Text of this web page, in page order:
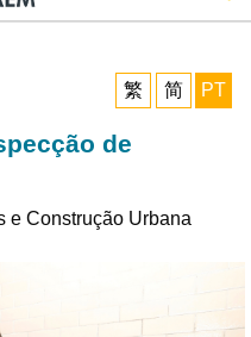
繁
简 PT
de
e Construção Urbana